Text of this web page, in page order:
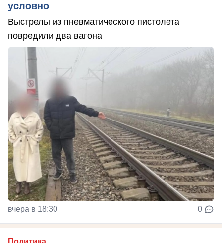
условно
Выстрелы из пневматического пистолета
повредили два вагона
вчера в 18:30 0